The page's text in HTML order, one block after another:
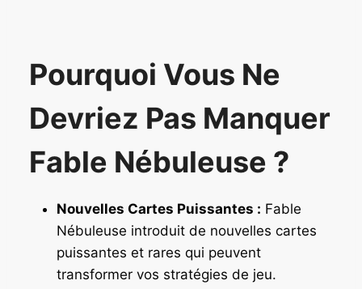
Pourquoi Vous Ne
Devriez Pas Manquer
Fable Nébuleuse ?
Nouvelles Cartes Puissantes : Fable
Nébuleuse introduit de nouvelles cartes
puissantes et rares qui peuvent
transformer vos stratégies de jeu.